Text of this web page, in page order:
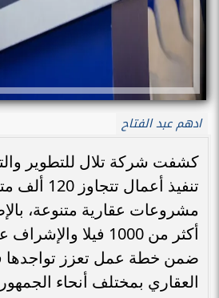
ادهم عبد الفتاح
كشفت شركة تلال للتطوير
تنفيذ أعمال
مشروعات عقارية متنوعة،
ضمن خطة عمل تعزز تواجدها
العقاري بمختلف أنحاء